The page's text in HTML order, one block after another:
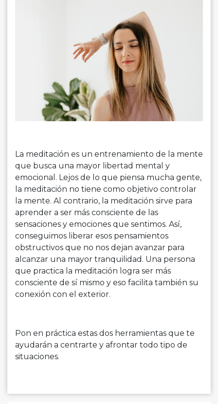
La meditación es un entrenamiento de la mente
que busca una mayor libertad mental y
emocional. Lejos de lo que piensa mucha gente,
la meditación no tiene como objetivo controlar
la mente. Al contrario, la meditación sirve para
aprender a ser más consciente de las
sensaciones y emociones que sentimos. Así,
conseguimos liberar esos pensamientos
obstructivos que no nos dejan avanzar para
alcanzar una mayor tranquilidad. Una persona
que practica la meditación logra ser más
consciente de sí mismo y eso facilita también su
conexión con el exterior.
Pon en práctica estas dos herramientas que te
ayudarán a centrarte y afrontar todo tipo de
situaciones.